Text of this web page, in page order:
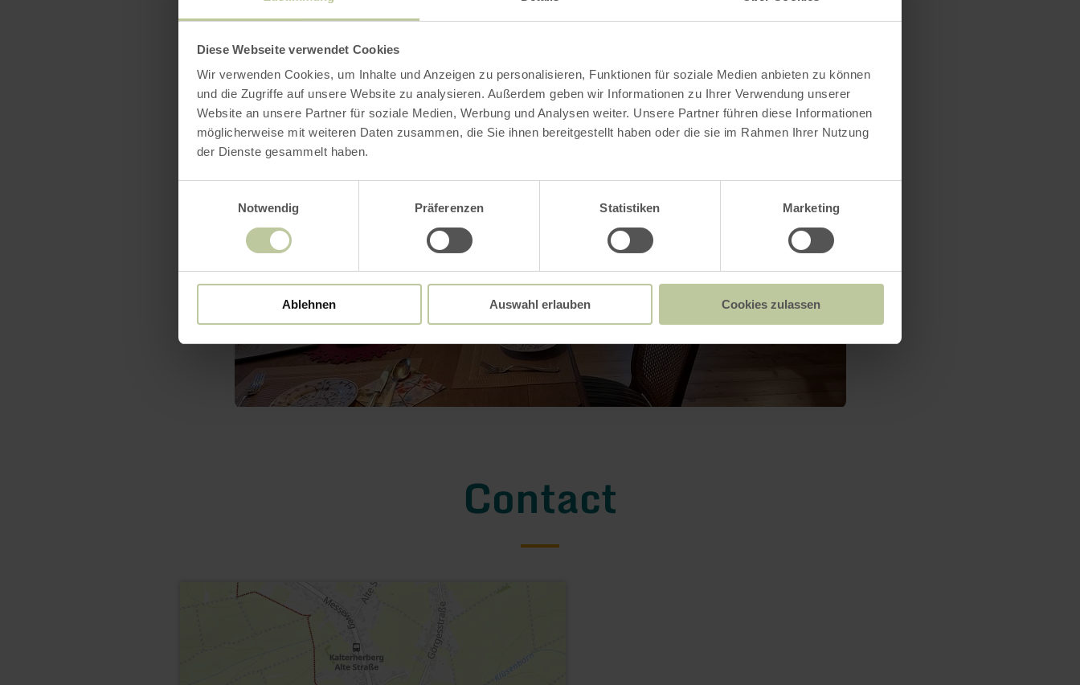
Diese Webseite verwendet Cookies
Wir verwenden Cookies, um Inhalte und Anzeigen zu personalisieren, Funktionen für soziale Medien anbieten zu können
und die Zugriffe auf unsere Website zu analysieren. Außerdem geben wir Informationen zu Ihrer Verwendung unserer
Website an unsere Partner für soziale Medien, Werbung und Analysen weiter. Unsere Partner führen diese Informationen
möglicherweise mit weiteren Daten zusammen, die Sie ihnen bereitgestellt haben oder die sie im Rahmen Ihrer Nutzung
der Dienste gesammelt haben.
Notwendig
Präferenzen Statistiken Marketing
Ablehnen Auswahl erlauben Cookies zulassen
Contact